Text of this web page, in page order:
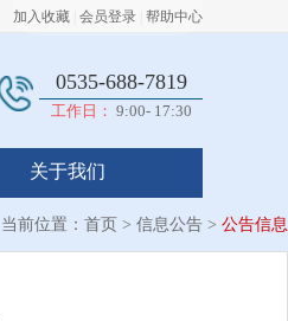
加入收藏 会员登录 帮助中心
0535-688-7819
工作日： 9:00- 17:30
关于我们
当前位置： 首页 > 信息公告 > 公告信息